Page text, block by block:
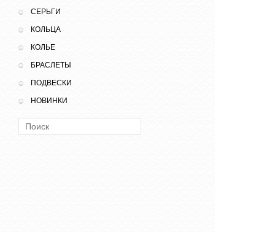
СЕРЬГИ
КОЛЬЦА
КОЛЬЕ
БРАСЛЕТЫ
ПОДВЕСКИ
НОВИНКИ
Поиск: